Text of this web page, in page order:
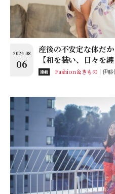
2024.08
06
産後の不安定な体だ
【和を装い、日々を
連載 Fashion＆きもの 伊藤